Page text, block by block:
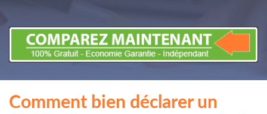
Comment bien déclarer un